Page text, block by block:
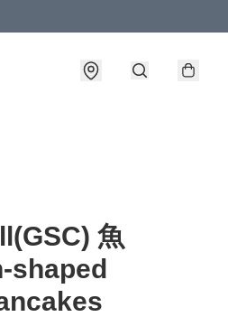
魚
shaped